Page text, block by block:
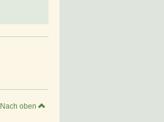
Nach oben